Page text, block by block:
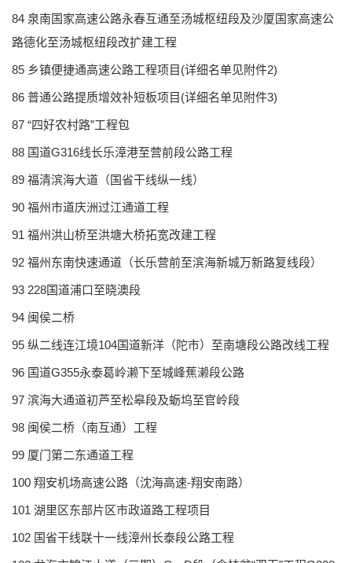
84 泉南国家高速公路永春互通至汤城枢纽段及沙厦国家高速公
路德化至汤城枢纽段改扩建工程
85 乡镇便捷通高速公路工程项目(详细名单见附件2)
86 普通公路提质增效补短板项目(详细名单见附件3)
87 “四好农村路”工程包
88 国道G316线长乐漳港至营前段公路工程
89 福清滨海大道（国省干线纵一线）
90 福州市道庆洲过江通道工程
91 福州洪山桥至洪塘大桥拓宽改建工程
92 福州东南快速通道（长乐营前至滨海新城万新路复线段）
93 228国道浦口至晓澳段
94 闽侯二桥
95 纵二线连江境104国道新洋（陀市）至南塘段公路改线工程
96 国道G355永泰葛岭濑下至城峰蕉濑段公路
97 滨海大通道初芦至松皋段及蛎坞至官岭段
98 闽侯二桥（南互通）工程
99 厦门第二东通道工程
100 翔安机场高速公路（沈海高速-翔安南路）
101 湖里区东部片区市政道路工程项目
102 国省干线联十一线漳州长泰段公路工程